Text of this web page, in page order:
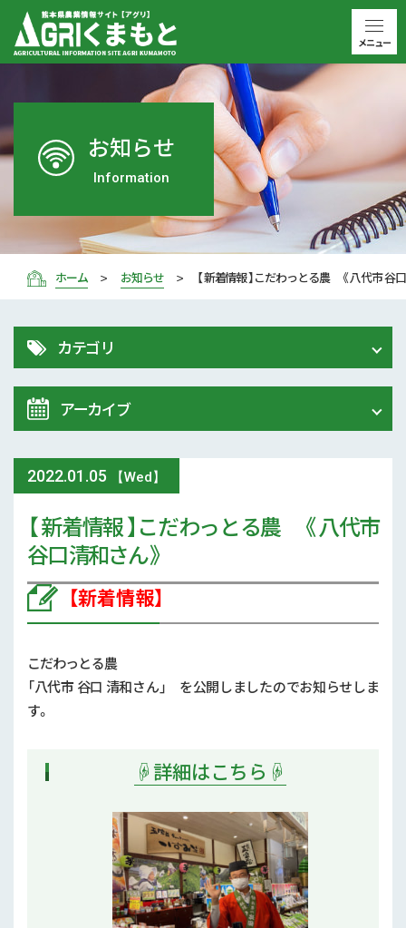
お知らせ
Information
ホーム お知らせ 【 新着情報 】こだわっとる農 《 八代市 谷
2022.01.05 【Wed】
【 新着情報 】こだわっとる農 《 八代市
谷口 清和さん 》
【新着情報】
こだわっとる農
「八代市 谷口 清和さん」 を公開しましたのでお知らせしま
す。
☟詳細はこちら☟
カテゴリ
令和8年 熊本地震関連情報
農業大学校
スマート農業
参考文献
気象
アーカイブ
2026年 (74)
2025年 (107)
2024年 (125)
2023年 (139)
2022年 (170)
2021年 (173)
メニュー